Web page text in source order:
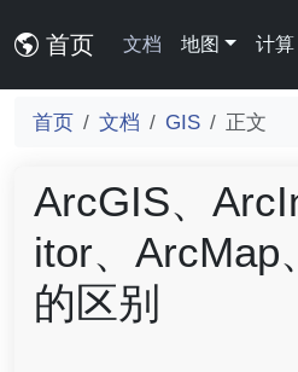
首页 文档 地图 计算
首页 文档 GIS 正文
ArcGIS、
itor、ArcMap
的区别